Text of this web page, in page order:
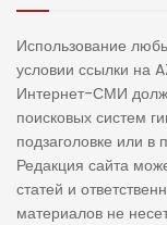
Использование
условии ссылки на
Интернет-СМИ
поисковых систем
подзаголовке или в
Редакция сайта
статей и
материалов не